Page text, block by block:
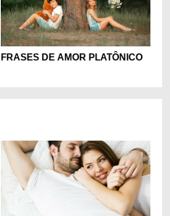
FRASES DE AMOR PLATÔNICO